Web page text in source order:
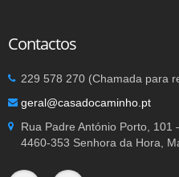
Contactos
229 578 270 (Chamada para
geral@casadocaminho.pt
Rua Padre António Porto, 101
4460-353 Senhora da Hora,